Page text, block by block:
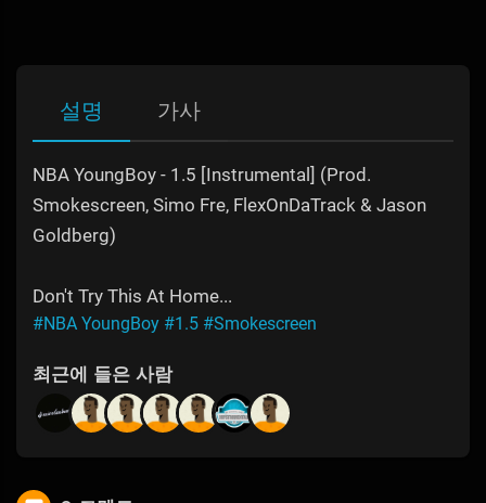
설명 가사
NBA YoungBoy - 1.5 [Instrumental] (Prod.
Smokescreen, Simo Fre, FlexOnDaTrack & Jason
Goldberg)
Don't Try This At Home...
#NBA YoungBoy #1.5 #Smokescreen
최근에 들은 사람